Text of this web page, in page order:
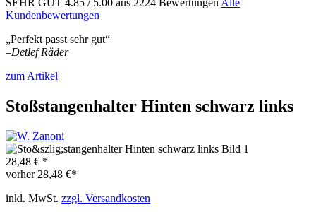
SEHR GUT 4.85 / 5.00 aus 2224 Bewertungen Alle
Kundenbewertungen
„Perfekt passt sehr gut“
–Detlef Räder
zum Artikel
Stoßstangenhalter Hinten schwarz links
28,48 € *
vorher 28,48 €*
inkl. MwSt. zzgl. Versandkosten